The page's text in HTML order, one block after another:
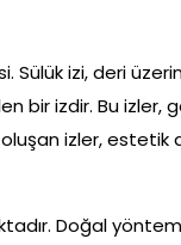
Sülük izi, deri
bir izdir. Bu izler,
izler, estetik
Doğal